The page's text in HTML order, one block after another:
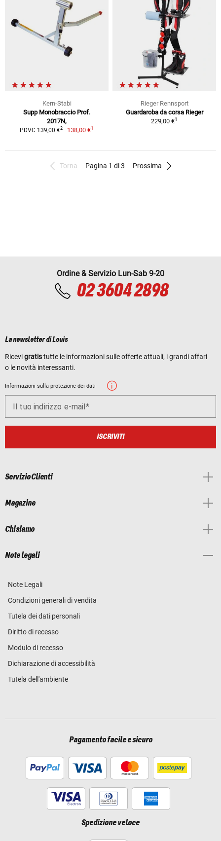
Kern-Stabi
Supp Monobraccio Prof.
2017N,
PDVC 139,00 €2 138,00 €1
Rieger Rennsport
Guardaroba da corsa Rieger
229,00 €1
Torna Pagina 1 di 3 Prossima
Ordine & Servizio Lun-Sab 9-20
02 3604 2898
La newsletter di Louis
Ricevigratistutte le informazioni sulle offerte attuali, i grandi affari
o le novità interessanti.
Informazioni sulla protezione dei dati
Il tuo indirizzo e-mail
ISCRIVITI
Servizio Clienti
Magazine
Chi siamo
Note legali
Note Legali
Condizioni generali di vendita
Tutela dei dati personali
Diritto di recesso
Modulo di recesso
Dichiarazione di accessibilità
Tutela dell'ambiente
Pagamento facile e sicuro
Spedizione veloce